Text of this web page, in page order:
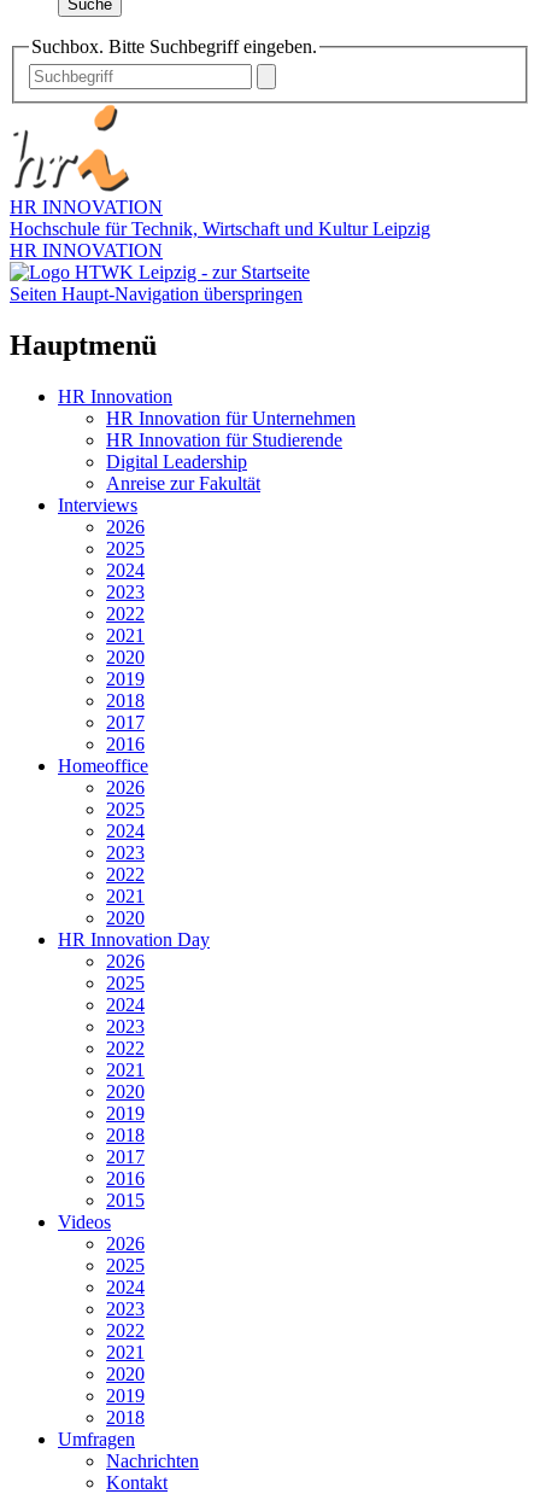
Suche
Suchbox. Bitte Suchbegriff eingeben.
HR INNOVATION
Hochschule für Technik, Wirtschaft und Kultur Leipzig
HR INNOVATION
Seiten Haupt-Navigation überspringen
Hauptmenü
HR Innovation
HR Innovation für Unternehmen
HR Innovation für Studierende
Digital Leadership
Anreise zur Fakultät
Interviews
2026
2025
2024
2023
2022
2021
2020
2019
2018
2017
2016
Homeoffice
2026
2025
2024
2023
2022
2021
2020
HR Innovation Day
2026
2025
2024
2023
2022
2021
2020
2019
2018
2017
2016
2015
Videos
2026
2025
2024
2023
2022
2021
2020
2019
2018
Umfragen
Nachrichten
Kontakt